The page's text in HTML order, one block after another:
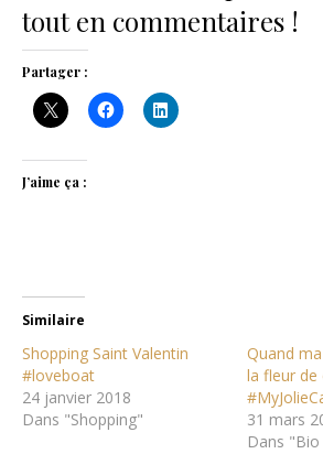
tout en commentaires !
Partager :
J’aime ça :
Similaire
Shopping Saint Valentin
#loveboat
24 janvier 2018
Dans "Shopping"
Quand
la fleur de
31 mars
Dans